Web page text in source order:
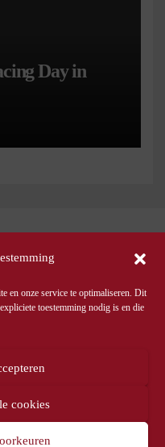
en onze service te optimaliseren. Dit
toestemming nodig is en die
cookies
Day in